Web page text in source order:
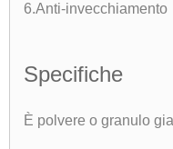
6.Anti-invecchiamento
Specifiche
È polvere o granulo